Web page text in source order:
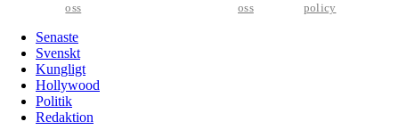
oss
oss
policy
Senaste
Svenskt
Kungligt
Hollywood
Politik
Redaktion